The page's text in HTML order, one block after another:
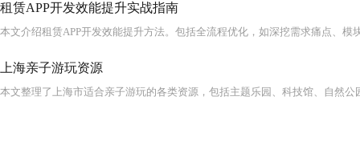
租赁APP开发效能提升实战指南
上海亲子游玩资源